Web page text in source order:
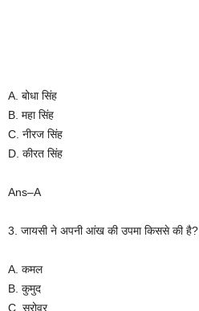
A. बोधा सिंह
B. महा सिंह
C. नीरज सिंह
D. कीरत सिंह
Ans–A
3. जायसी ने अपनी आंख की उपमा किससे की है?
A. कमल
B. कुमुद
C. सरोवर